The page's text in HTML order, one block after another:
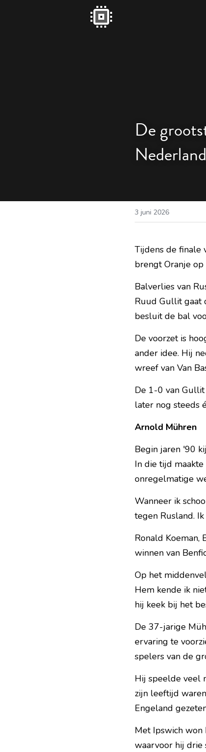
De
3 juni 2026
Tijdens de finale
brengt Oranje
Balverlies van
Ruud Gullit gaat
besluit de bal
De voorzet is
ander idee. Hij
wreef van Van
De 1-0 van
later nog steeds
Arnold Mühren
Begin jaren '90
In die tijd
onregelmatige
Wanneer ik
tegen Rusland.
Ronald Koeman,
winnen van
Op het
Hem kende ik
hij keek bij het
De 37-jarige
ervaring te
spelers van de
Hij speelde veel
zijn leeftijd
Engeland
Met Ipswich won
waarvoor hij drie